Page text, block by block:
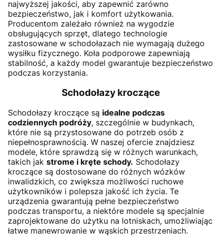
najwyższej jakości, aby zapewnić zarówno
bezpieczeństwo, jak i komfort użytkowania.
Producentom zależało również na wygodzie
obsługujących sprzęt, dlatego technologie
zastosowane w schodołazach nie wymagają dużego
wysiłku fizycznego. Koła podporowe zapewniają
stabilność, a każdy model gwarantuje bezpieczeństwo
podczas korzystania.
Schodołazy kroczące
Schodołazy kroczące są idealne podczas
codziennych podróży, szczególnie w budynkach,
które nie są przystosowane do potrzeb osób z
niepełnosprawnością. W naszej ofercie znajdziesz
modele, które sprawdzą się w różnych warunkach,
takich jak strome i kręte schody. Schodołazy
kroczące są dostosowane do różnych wózków
inwalidzkich, co zwiększa możliwości ruchowe
użytkowników i polepsza jakość ich życia. Te
urządzenia gwarantują pełne bezpieczeństwo
podczas transportu, a niektóre modele są specjalnie
zaprojektowane do użytku na lotniskach, umożliwiając
łatwe manewrowanie w wąskich przestrzeniach.